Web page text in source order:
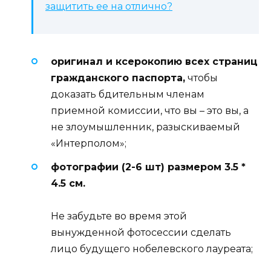
защитить ее на отлично?
оригинал и ксерокопию всех страниц
гражданского паспорта, чтобы
доказать бдительным членам
приемной комиссии, что вы – это вы, а
не злоумышленник, разыскиваемый
«Интерполом»;
фотографии (2-6 шт) размером 3.5 *
4.5 см.
Не забудьте во время этой
вынужденной фотосессии сделать
лицо будущего нобелевского лауреата;